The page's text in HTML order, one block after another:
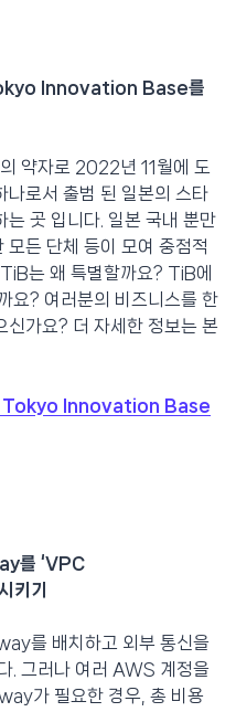
Innovation Base를
약자로 2022년 11월에 도
나로서 출범 된 일본의 스타
는 곳 입니다. 일본 국내 뿐만
모든 단체 등이 모여 중점적
는 왜 특별할까요? TiB에
요? 여러분의 비즈니스를 한
신가요? 더 자세한 정보는 본
! Tokyo Innovation Base
를 ‘VPC
키기
를 배치하고 외부 통신을
. 그러나 여러 AWS 계정을
가 필요한 경우, 총 비용